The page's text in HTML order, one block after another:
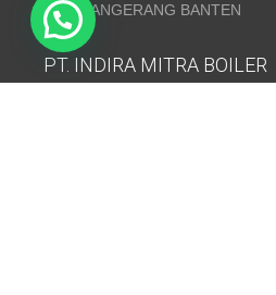
KAB. TANGERANG BANTEN
PT. INDIRA MITRA BOILER